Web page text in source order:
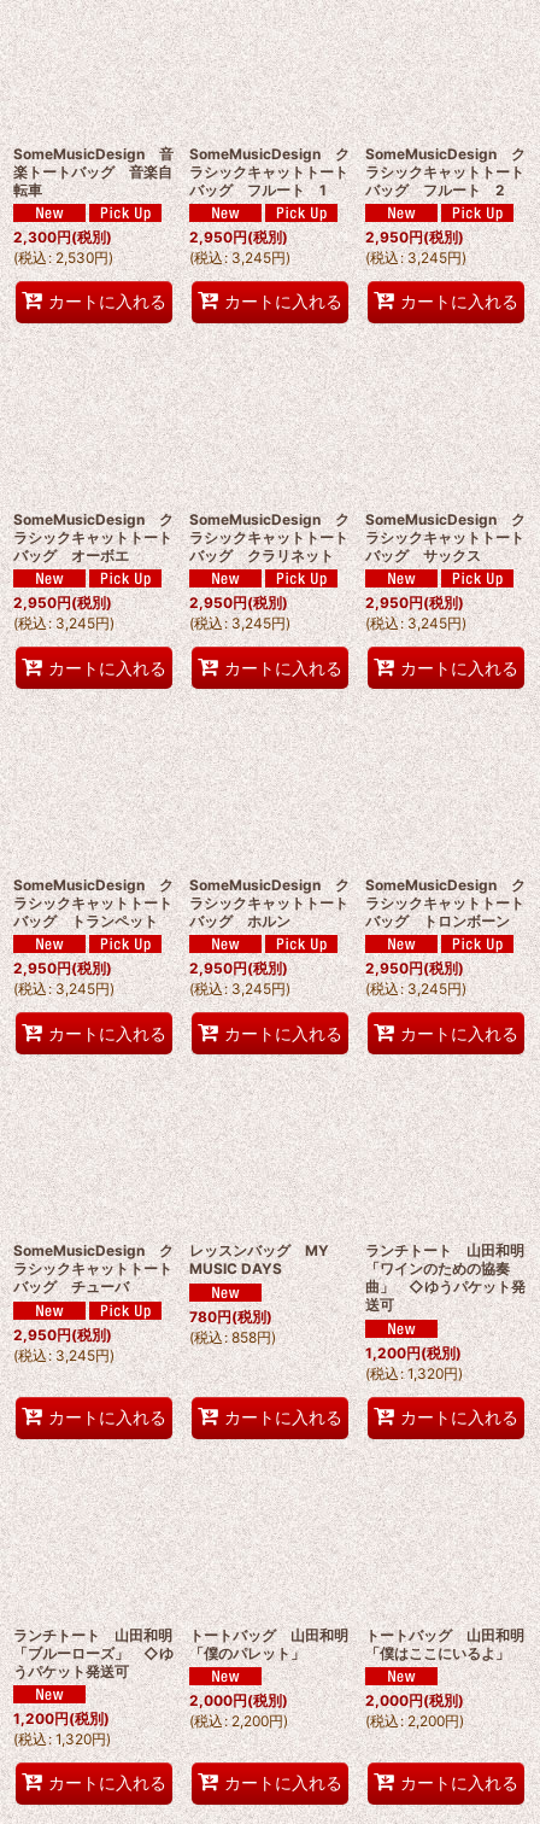
SomeMusicDesign 音
楽トートバッグ 音楽自
転車
2,300円(税別)
(税込: 2,530円)
カートに入れる
SomeMusicDesign ク
ラシックキャットトート
バッグ フルート 1
2,950円(税別)
(税込: 3,245円)
カートに入れる
SomeMusicDesign ク
ラシックキャットトート
バッグ フルート 2
2,950円(税別)
(税込: 3,245円)
カートに入れる
SomeMusicDesign ク
ラシックキャットトート
バッグ オーボエ
2,950円(税別)
(税込: 3,245円)
カートに入れる
SomeMusicDesign ク
ラシックキャットトート
バッグ クラリネット
2,950円(税別)
(税込: 3,245円)
カートに入れる
SomeMusicDesign ク
ラシックキャットトート
バッグ サックス
2,950円(税別)
(税込: 3,245円)
カートに入れる
SomeMusicDesign ク
ラシックキャットトート
バッグ トランペット
2,950円(税別)
(税込: 3,245円)
カートに入れる
SomeMusicDesign ク
ラシックキャットトート
バッグ ホルン
2,950円(税別)
(税込: 3,245円)
カートに入れる
SomeMusicDesign ク
ラシックキャットトート
バッグ トロンボーン
2,950円(税別)
(税込 : 3,245円)
カートに入れる
SomeMusicDesign ク
ラシックキャットトート
バッグ チューバ
2,950円(税別)
(税込: 3,245円)
カートに入れる
レッスンバッグ MY
MUSIC DAYS
780円(税別)
(税込: 858円)
カートに入れる
ランチトート 山田和明
「ワインのための協奏
曲」 ◇ゆうパケット発
送可
1,200円(税別)
(税込: 1,320円)
カートに入れる
ランチトート 山田和明
「ブルーローズ」 ◇ゆ
うパケット発送可
1,200円(税別)
(税込: 1,320円)
カートに入れる
トートバッグ 山田和明
「僕のパレット」
2,000円(税別)
(税込: 2,200円)
カートに入れる
トートバッグ 山田和明
「僕はここにいるよ」
2,000円(税別)
(税込: 2,200円)
カートに入れる